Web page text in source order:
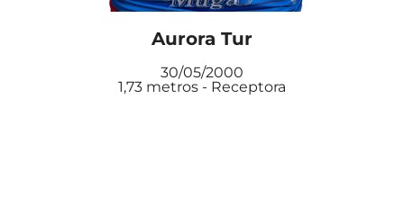
Aurora Tur
30/05/2000
1,73 metros - Receptora